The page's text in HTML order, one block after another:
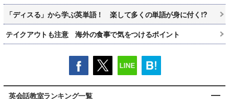
「ディスる」から学ぶ英単語！ 楽して多くの単語が身に付く!?
テイクアウトも注意 海外の食事で気をつけるポイント
英会話教室ランキング一覧